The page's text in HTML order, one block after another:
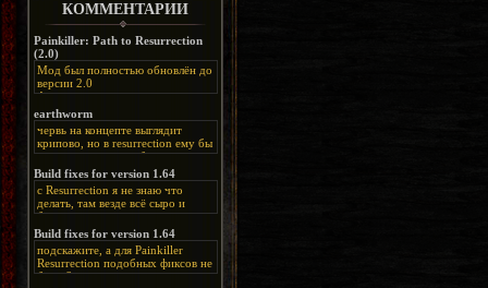
КОММЕНТАРИИ
Painkiller: Path to Resurrection
(2.0)
Мод был полностью обновлён до
версии 2.0
Альтернативная
ссылка:
FzzDkRlC8Q
earthworm
червь на концепте выглядит
крипово, но в resurrection ему бы
нашлось место, особенно в
каких-нибудь подземных
катакомбах. жаль, что половину
задумок там вырезали, зато и
рпгшности меньше. build fixes
спасибо что перезалили на
яндекс. а вот в комментах на
сайте у меня пару раз вылезала
левая вставка
Build fixes for version 1.64
с Resurrection я не знаю что
делать, там везде всё сыро и
баговано, от чего и заниматься
этим не хочется, тут либо играть
как есть или искать патчи для
этого дополнения на moddb,
либо же на крайняк играть мод
Build fixes for version 1.64
подскажите, а для Painkiller
Resurrection подобных фиксов не
будет?